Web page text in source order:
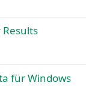
für Windows